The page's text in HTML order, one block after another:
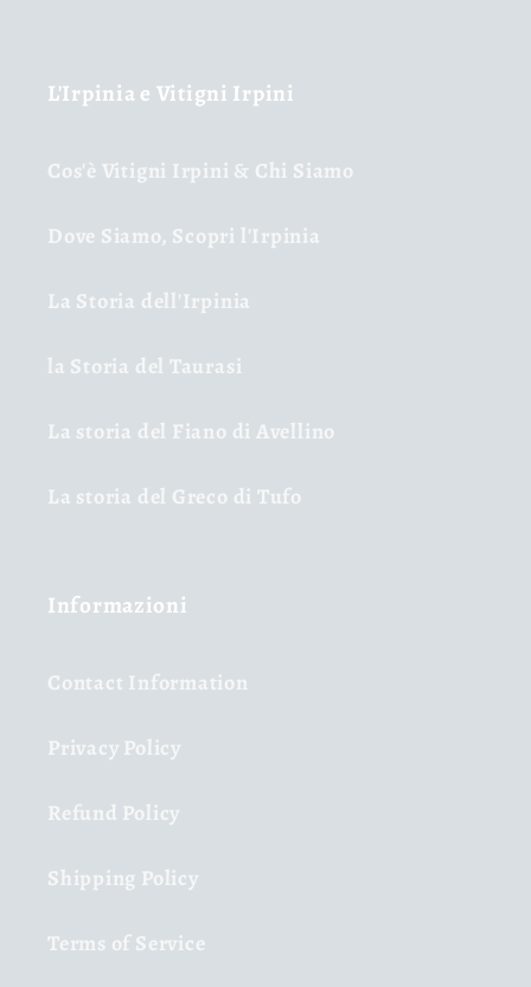
L'Irpinia e Vitigni Irpini
Cos'è Vitigni Irpini & Chi Siamo
Dove Siamo, Scopri l'Irpinia
La Storia dell'Irpinia
la Storia del Taurasi
La storia del Fiano di Avellino
La storia del Greco di Tufo
Informazioni
Contact Information
Privacy Policy
Refund Policy
Shipping Policy
Terms of Service